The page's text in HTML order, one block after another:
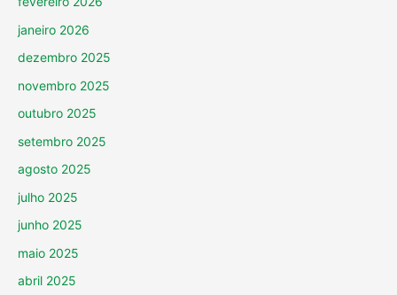
janeiro 2026
dezembro 2025
novembro 2025
outubro 2025
setembro 2025
agosto 2025
julho 2025
junho 2025
maio 2025
abril 2025